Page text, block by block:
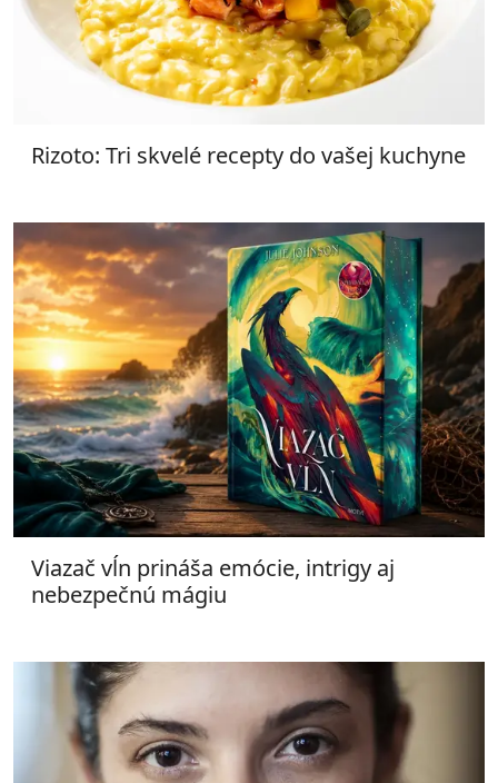
Rizoto: Tri skvelé recepty do vašej kuchyne
Viazač vĺn prináša emócie, intrigy aj
nebezpečnú mágiu